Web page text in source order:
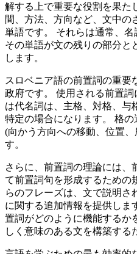
解する上で重要な役割を果た
間、方法、方向など、文中の
単語です。 それらは通常、名
その単語が文の残りの部分と
します。
スロベニア語の前置詞の重要
政府です。 使用される前置
は代名詞は、主格、対格、与
特定の場合になります。 格
(向かう方向への移動、位置
す。
さらに、前置詞の理論には、
て前置詞句を形成するための
らのフレーズは、文で説明さ
に関する追加情報を提供しま
置詞がどのように機能するか
しく意味のある文を構築する